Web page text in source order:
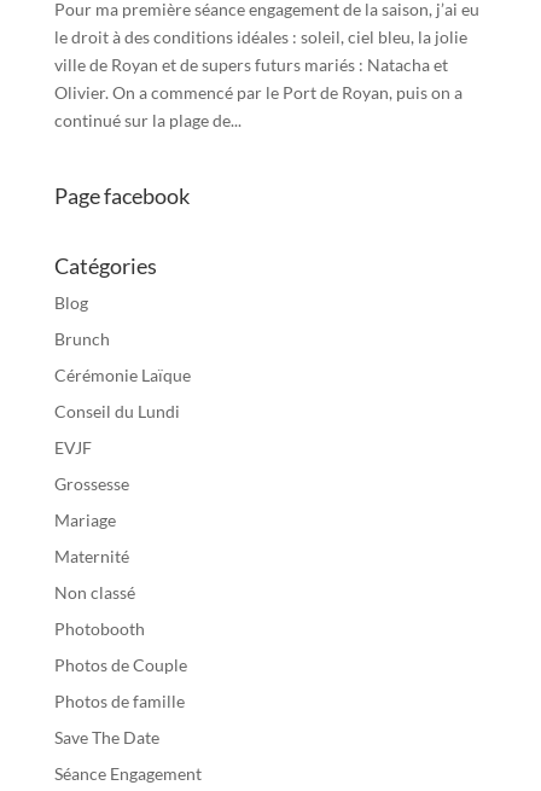
Pour ma première séance engagement de la saison, j’ai eu
le droit à des conditions idéales : soleil, ciel bleu, la jolie
ville de Royan et de supers futurs mariés : Natacha et
Olivier. On a commencé par le Port de Royan, puis on a
continué sur la plage de...
Page facebook
Catégories
Blog
Brunch
Cérémonie Laïque
Conseil du Lundi
EVJF
Grossesse
Mariage
Maternité
Non classé
Photobooth
Photos de Couple
Photos de famille
Save The Date
Séance Engagement